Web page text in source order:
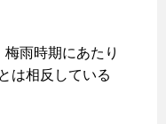
雨時期にあたり
は相反している